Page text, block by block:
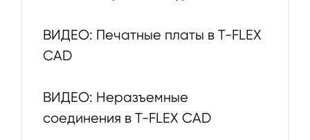
ВИДЕО: Печатные платы в T-FLEX
CAD
ВИДЕО: Неразъемные
соединения в T-FLEX CAD